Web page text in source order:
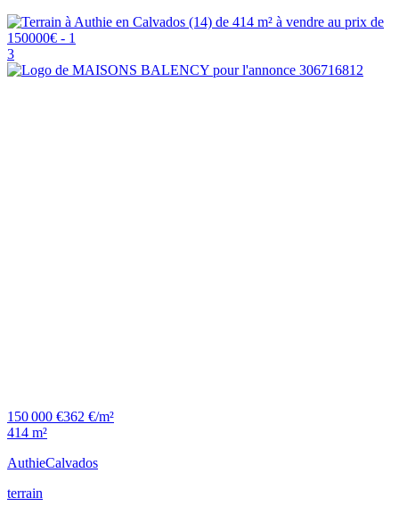
3
150 000 €362 €/m²
414 m²
AuthieCalvados
terrain